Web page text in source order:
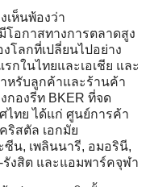
เห็นพ้องว่า
โอกาสทางการตลาดสูง
โลกที่เปลี่ยนไปอย่าง
กในไทยและเอเชีย และ
หรับลูกค้าและร้านค้า
กองรีท BKER ที่จด
ไทย ได้แก่ ศูนย์การค้า
ริสตัล เอกมัย
น, เพลินนารี, อมอรินี,
งสิต และแอมพาร์คจุฬา